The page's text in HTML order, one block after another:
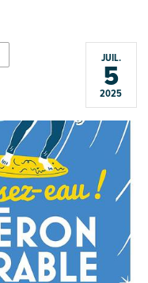
JUIL.
5
2025